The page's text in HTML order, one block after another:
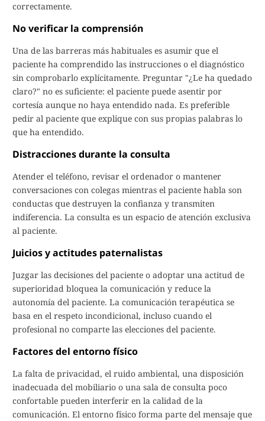
correctamente.
No verificar la comprensión
Una de las barreras más habituales es asumir que el
paciente ha comprendido las instrucciones o el diagnóstico
sin comprobarlo explícitamente. Preguntar "¿Le ha quedado
claro?" no es suficiente: el paciente puede asentir por
cortesía aunque no haya entendido nada. Es preferible
pedir al paciente que explique con sus propias palabras lo
que ha entendido.
Distracciones durante la consulta
Atender el teléfono, revisar el ordenador o mantener
conversaciones con colegas mientras el paciente habla son
conductas que destruyen la confianza y transmiten
indiferencia. La consulta es un espacio de atención exclusiva
al paciente.
Juicios y actitudes paternalistas
Juzgar las decisiones del paciente o adoptar una actitud de
superioridad bloquea la comunicación y reduce la
autonomía del paciente. La comunicación terapéutica se
basa en el respeto incondicional, incluso cuando el
profesional no comparte las elecciones del paciente.
Factores del entorno físico
La falta de privacidad, el ruido ambiental, una disposición
inadecuada del mobiliario o una sala de consulta poco
confortable pueden interferir en la calidad de la
comunicación. El entorno físico forma parte del mensaje que